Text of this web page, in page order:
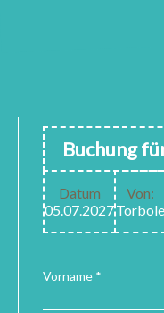
Buchung
Datum
05.07.2027
Von:
Torbole
Vorname *